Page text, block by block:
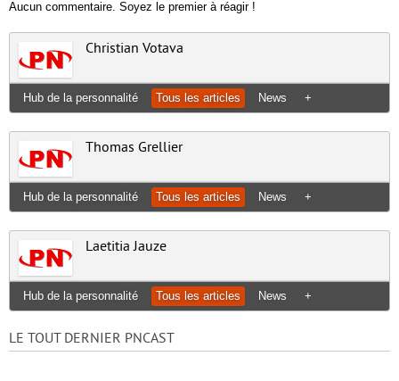
Aucun commentaire. Soyez le premier à réagir !
Christian Votava
Hub de la personnalité Tous les articles News +
Thomas Grellier
Hub de la personnalité Tous les articles News +
Laetitia Jauze
Hub de la personnalité Tous les articles News +
LE TOUT DERNIER PNCAST